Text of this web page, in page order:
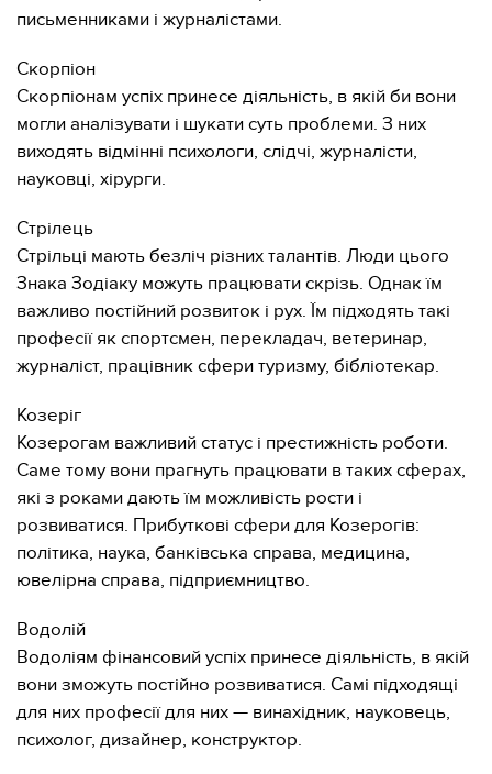
письменниками і журналістами.
Скорпіон
Скорпіонам успіх принесе діяльність, в якій би вони
могли аналізувати і шукати суть проблеми. З них
виходять відмінні психологи, слідчі, журналісти,
науковці, хірурги.
Стрілець
Стрільці мають безліч різних талантів. Люди цього
Знака Зодіаку можуть працювати скрізь. Однак їм
важливо постійний розвиток і рух. Їм підходять такі
професії як спортсмен, перекладач, ветеринар,
журналіст, працівник сфери туризму, бібліотекар.
Козеріг
Козерогам важливий статус і престижність роботи.
Саме тому вони прагнуть працювати в таких сферах,
які з роками дають їм можливість рости і
розвиватися. Прибуткові сфери для Козерогів:
політика, наука, банківська справа, медицина,
ювелірна справа, підприємництво.
Водолій
Водоліям фінансовий успіх принесе діяльність, в якій
вони зможуть постійно розвиватися. Самі підходящі
для них професії для них — винахідник, науковець,
психолог, дизайнер, конструктор.